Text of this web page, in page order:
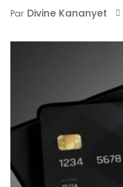
Par Divine Kananyet